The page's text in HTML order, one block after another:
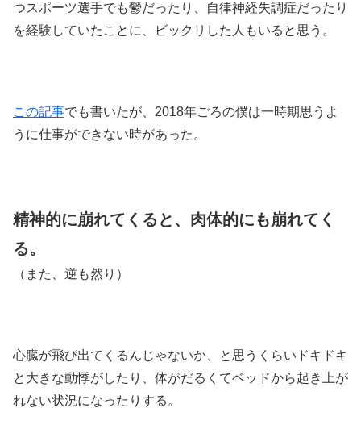
つスポーツ選手でも鬱だったり、自律神経失調症だったり
を経験していたことに、ビックリした人もいると思う。
この記事でも書いたが、2018年ごろの僕は一時期思うよ
うに仕事ができない時があった。
精神的に崩れてくると、肉体的にも崩れてく
る。
（また、逆も然り）
心臓が飛び出てくるんじゃないか、と思うくらいドキドキ
と大きな動悸がしたり、体がだるくてベッドから起き上が
れない状況になったりする。